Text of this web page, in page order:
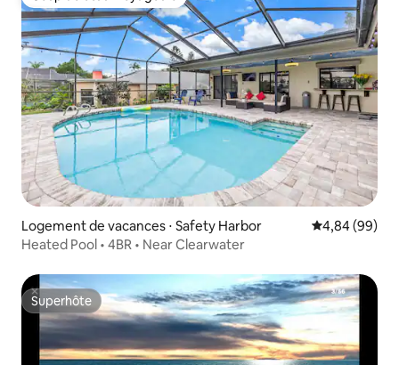
Logement de vacances ⋅ Safety Harbor Évaluation
4,84 (99)
Heated Pool • 4BR • Near Clearwater
Superhôte
Superhôte